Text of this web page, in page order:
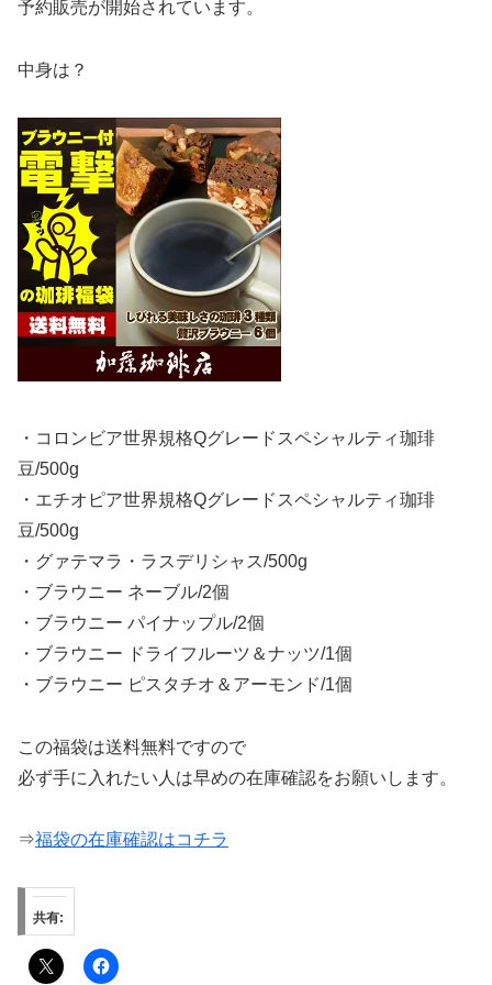
予約販売が開始されています。
中身は？
・コロンビア世界規格Qグレードスペシャルティ珈琲
豆/500g
・エチオピア世界規格Qグレードスペシャルティ珈琲
豆/500g
・グァテマラ・ラスデリシャス/500g
・ブラウニー ネーブル/2個
・ブラウニー パイナップル/2個
・ブラウニー ドライフルーツ＆ナッツ/1個
・ブラウニー ピスタチオ＆アーモンド/1個
この福袋は送料無料ですので
必ず手に入れたい人は早めの在庫確認をお願いします。
⇒福袋の在庫確認はコチラ
共有: